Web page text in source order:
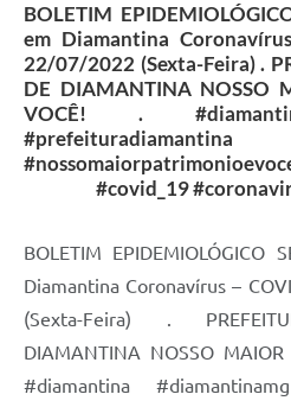
BOLETIM
em Diamantina
22/07/2022 (Sexta-Feira) .
DE DIAMANTINA NOSSO
VOCÊ! .
#prefeituradiamantina
#covid_19
BOLETIM EPIDEMIOLÓGICO
Diamantina Coronavírus –
(Sexta-Feira) .
DIAMANTINA NOSSO
#diamantina